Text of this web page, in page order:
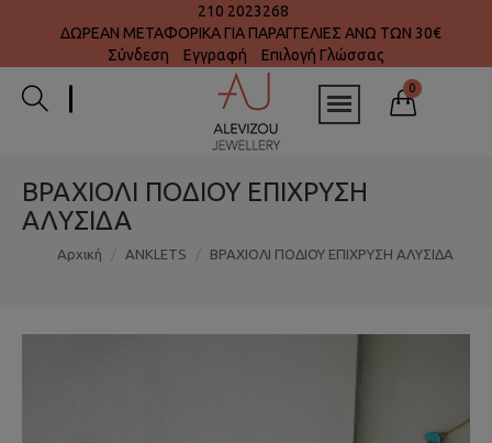
210 2023268
ΔΩΡΕΑΝ ΜΕΤΑΦΟΡΙΚΑ ΓΙΑ ΠΑΡΑΓΓΕΛΙΕΣ ΑΝΩ ΤΩΝ 30€
Σύνδεση
Εγγραφή Επιλογή Γλώσσας
0
ΒΡΑΧΙΟΛΙ ΠΟΔΙΟΥ ΕΠΙΧΡΥΣΗ
ΑΛΥΣΙΔΑ
Αρχική ANKLETS ΒΡΑΧΙΟΛΙ ΠΟΔΙΟΥ ΕΠΙΧΡΥΣΗ ΑΛΥΣΙΔΑ